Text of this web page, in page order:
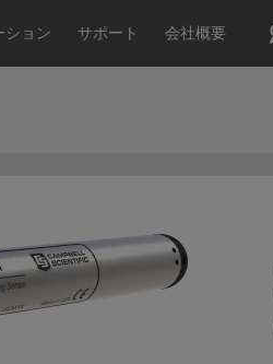
ション サポート 会社概要